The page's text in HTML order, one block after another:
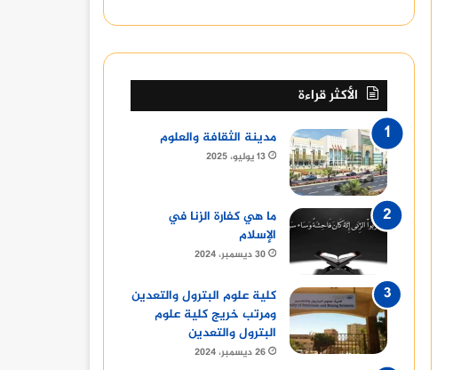
الأكثر قراءة
مدينة الثقافة والعلوم
13 يوليو، 2025
ما هي كفارة الزنا في
الإسلام
30 ديسمبر، 2024
كلية علوم البترول والتعدين
ومرتب خريج كلية علوم
البترول والتعدين
26 ديسمبر، 2024